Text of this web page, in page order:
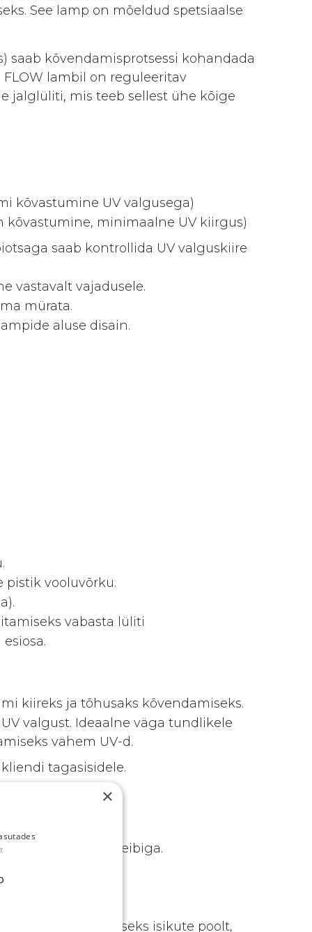
See lamp on mõeldud spetsiaalse
saab kõvendamisprotsessi kohandada
lambil on reguleeritav
jalglüliti, mis teeb sellest ühe kõige
kõvastumine UV valgusega)
kõvastumine, minimaalne UV kiirgus)
saab kontrollida UV valguskiire
vastavalt vajadusele.
mürata.
aluse disain.
pistik vooluvõrku.
vabasta lüliti
kiireks ja tõhusaks kõvendamiseks.
valgust. Ideaalne väga tundlikele
vähem UV-d.
tagasisidele.
padjakeste või teibiga.
järjest.
kasutamiseks isikute poolt,
×